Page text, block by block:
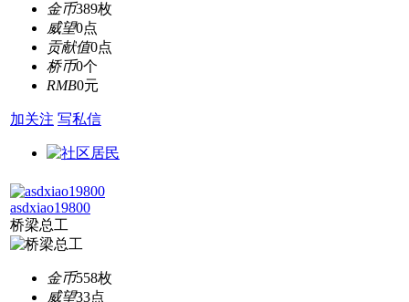
金币389枚
威望0点
贡献值0点
桥币0个
RMB0元
加关注 写私信
asdxiao19800
桥梁总工
金币558枚
威望33点